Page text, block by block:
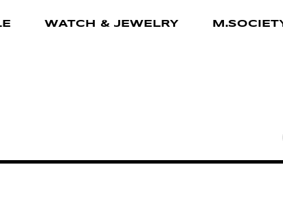
WATCH & JEWELRY